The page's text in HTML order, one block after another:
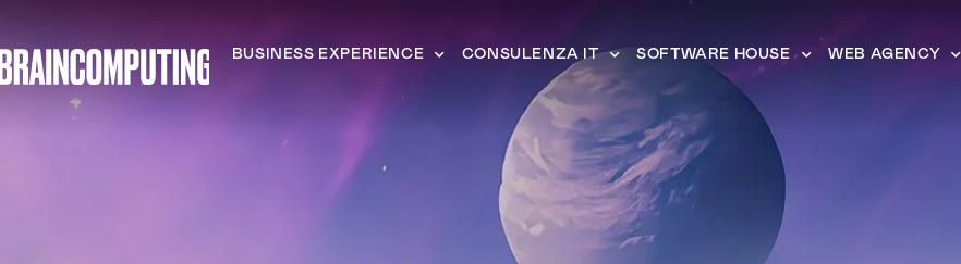
BUSINESS EXPERIENCE CONSULENZA IT SOFTWARE HOUSE WEB AGENCY